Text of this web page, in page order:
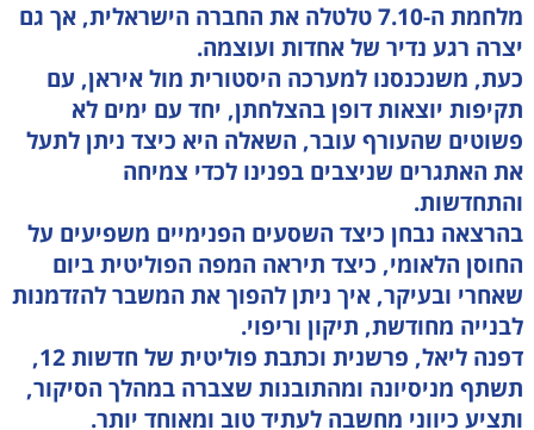
מלחמת ה-7.10 טלטלה את החברה הישראלית, אך גם
יצרה רגע נדיר של אחדות ועוצמה.
כעת, משנכנסנו למערכה היסטורית מול איראן, עם
תקיפות יוצאות דופן בהצלחתן, יחד עם ימים לא
פשוטים שהעורף עובר, השאלה היא כיצד ניתן לתעל
את האתגרים שניצבים בפנינו לכדי צמיחה
והתחדשות.
בהרצאה נבחן כיצד השסעים הפנימיים משפיעים על
החוסן הלאומי, כיצד תיראה המפה הפוליטית ביום
שאחרי ובעיקר, איך ניתן להפוך את המשבר להזדמנות
לבנייה מחודשת, תיקון וריפוי.
דפנה ליאל, פרשנית וכתבת פוליטית של חדשות 12,
תשתף מניסיונה ומהתובנות שצברה במהלך הסיקור,
ותציע כיווני מחשבה לעתיד טוב ומאוחד יותר.